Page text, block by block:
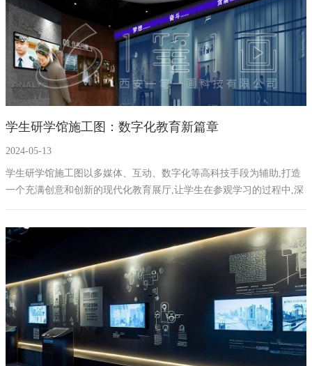
学生研学馆施工图：数字化教育新篇章
2024-05-13
学生研学馆施工图以多媒体、互动、数字化等高科技手段为辅助,打造
一个充满创意和创新的现代化教育展厅,让学生在参观学习的过程中,深
入体验新时代的教育理念和技术。